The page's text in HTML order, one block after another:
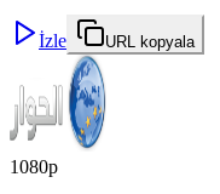
İzle URL kopyala
1080p